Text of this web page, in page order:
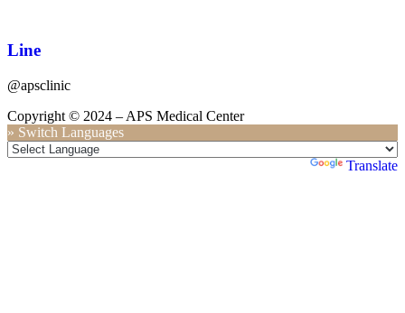
Line
@apsclinic
Copyright © 2024 – APS Medical Center
» Switch Languages
Translate